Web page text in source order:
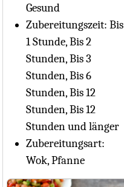
Gesund
Zubereitungszeit: Bis
1 Stunde, Bis 2
Stunden, Bis 3
Stunden, Bis 6
Stunden, Bis 12
Stunden, Bis 12
Stunden und länger
Zubereitungsart:
Wok, Pfanne